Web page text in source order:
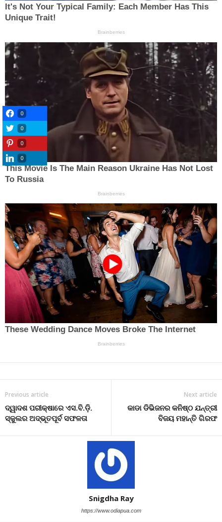
Previous article
ଦ୍ୱାଦଶ ପରୀକ୍ଷାରେ ଏସ.ବି.ଡ଼ି.
ସ୍କୁଲର ଅଦ୍ଭୂତପୂର୍ବ ସଫଳତା
Next article
କାଡା ଡିଭିଜନର କନିଷ୍ଠ ଯନ୍ତ୍ରୀ
ବିଜୟ ମହାନ୍ତି ଗିରଫ
Snigdha Ray
https://www.odiapua.com
0
0
0
0